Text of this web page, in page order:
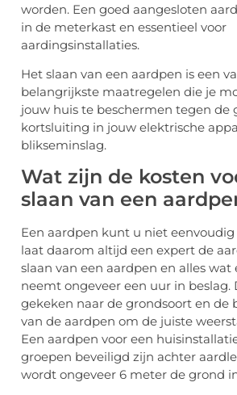
worden. Een goed aangesloten
in de meterkast en essentieel voor
aardingsinstallaties.
Het slaan van een aardpen is een
belangrijkste maatregelen die je
jouw huis te beschermen tegen de
kortsluiting in jouw elektrische
blikseminslag.
Wat zijn de kosten
slaan van een
Een aardpen kunt u niet
laat daarom altijd een expert de
slaan van een aardpen en alles
neemt ongeveer een uur in beslag.
gekeken naar de grondsoort en de
van de aardpen om de juiste
Een aardpen voor een
groepen beveiligd zijn achter
wordt ongeveer 6 meter de grond